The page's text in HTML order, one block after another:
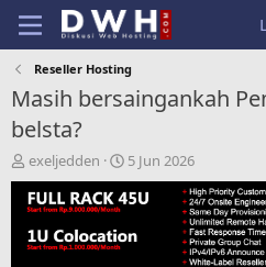
Reseller Hosting
Masih bersaingankah
belsta?
T
h
r
e
a
exeljedden
S
t
a
t
5 Jun 2026